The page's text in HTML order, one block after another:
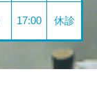
17:00 休診